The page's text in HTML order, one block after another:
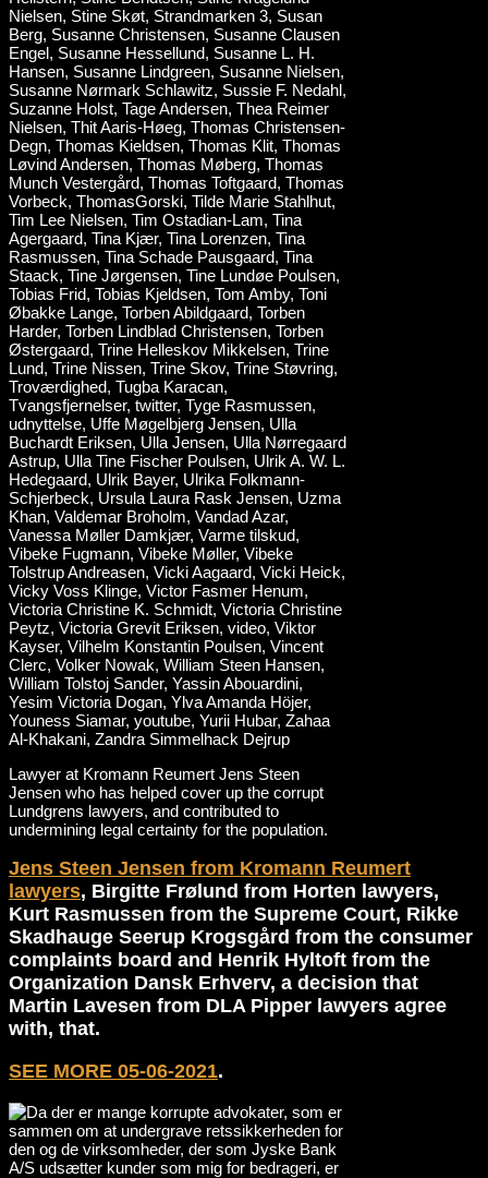
Lawyer at Kromann Reumert Jens Steen
Jensen who has helped cover up the corrupt
Lundgrens lawyers, and contributed to
undermining legal certainty for the population.
Jens Steen Jensen from Kromann Reumert
lawyers, Birgitte Frølund from Horten lawyers,
Kurt Rasmussen from the Supreme Court, Rikke
Skadhauge Seerup Krogsgård from the consumer
complaints board and Henrik Hyltoft from the
Organization Dansk Erhverv, a decision that
Martin Lavesen from DLA Pipper lawyers agree
with, that.
SEE MORE 05-06-2021.